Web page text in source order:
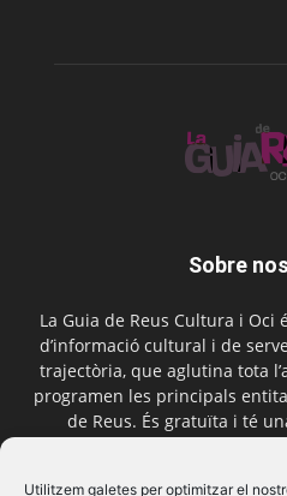
Utilitzem galetes per optimitzar el
Sobre
La Guia de Reus Cultura i Oci
d’informació cultural i de
trajectòria, que aglutina tota
programen les principals
de Reus. És gratuïta i té